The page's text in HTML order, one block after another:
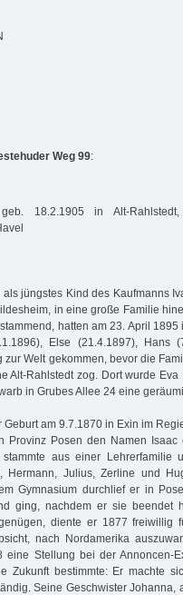
Weg 99:
18.2.1905 in Alt-Rahlstedt,
jüngstes Kind des Kaufmanns
in eine große Familie
hatten am 23. April
Else (21.4.1897), Hans
Welt gekommen, bevor die
Alt-Rahlstedt zog. Dort wurde
in Grubes Allee 24 eine
Geburt am 9.7.1870 in Exin im
Provinz Posen den Namen Isaac
aus einer Lehrerfamilie
Hermann, Julius, Zerline und
Gymnasium durchlief er in
ging, nachdem er sie beendet
diente er 1877 freiwillig
nach Nordamerika
eine Stellung bei der Annoncen-
Zukunft bestimmte: Er machte
Seine Geschwister Johanna,